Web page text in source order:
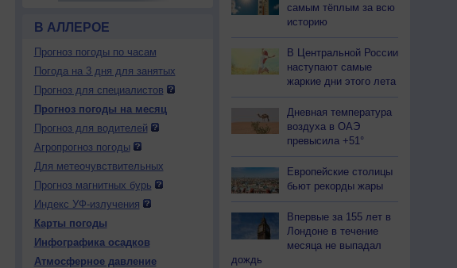
В АЛЛЕРОЕ
Прогноз погоды по часам
Погода на 3 дня для занятых
Прогноз для специалистов
Прогноз погоды на месяц
Прогноз для водителей
Агропрогноз погоды
Для метеочувствительных
Прогноз магнитных бурь
Индекс УФ-излучения
Карты погоды
Инфографика осадков
Атмосферное давление
самым тёплым за всю
историю
В Центральной России
наступают самые
жаркие дни этого лета
Дневная температура
воздуха в ОАЭ
превысила +51°
Европейские столицы
бьют рекорды жары
Впервые за 155 лет в
Лондоне в течение
месяца не выпадал
дождь